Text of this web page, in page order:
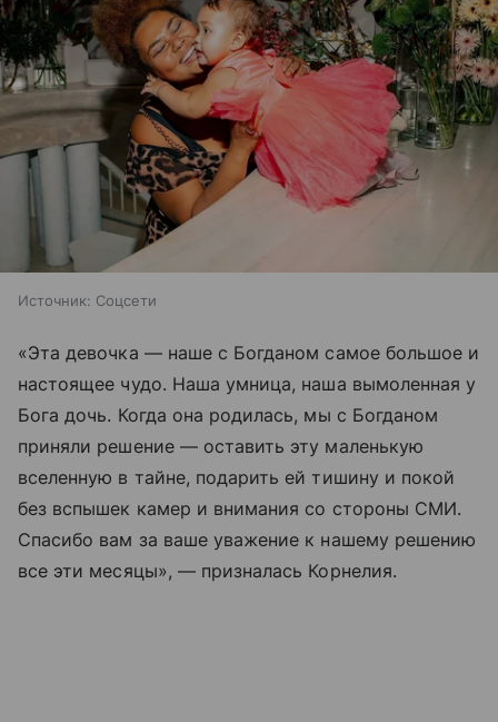
Источник: Соцсети
«Эта девочка — наше с Богданом самое большое и
настоящее чудо. Наша умница, наша вымоленная у
Бога дочь. Когда она родилась, мы с Богданом
приняли решение — оставить эту маленькую
вселенную в тайне, подарить ей тишину и покой
без вспышек камер и внимания со стороны СМИ.
Спасибо вам за ваше уважение к нашему решению
все эти месяцы», — призналась Корнелия.